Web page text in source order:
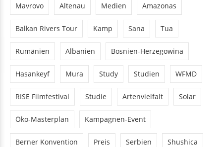
Mavrovo Altenau Medien Amazonas
Balkan Rivers Tour Kamp Sana Tua
Rumänien Albanien Bosnien-Herzegowina
Hasankeyf Mura Study Studien WFMD
RISE Filmfestival Studie Artenvielfalt Solar
Öko-Masterplan Kampagnen-Event
Berner Konvention Preis Serbien Shushica